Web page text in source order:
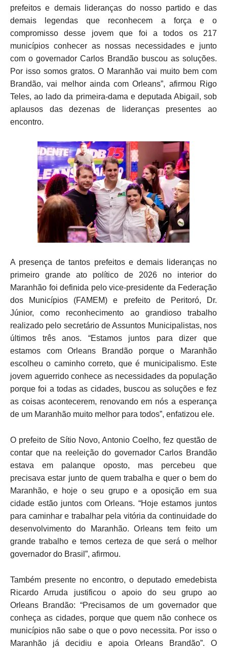
prefeitos e demais lideranças do nosso partido e das
demais legendas que reconhecem a força e o
compromisso desse jovem que foi a todos os 217
municípios conhecer as nossas necessidades e junto
com o governador Carlos Brandão buscou as soluções.
Por isso somos gratos. O Maranhão vai muito bem com
Brandão, vai melhor ainda com Orleans”, afirmou Rigo
Teles, ao lado da primeira-dama e deputada Abigail, sob
aplausos das dezenas de lideranças presentes ao
encontro.
A presença de tantos prefeitos e demais lideranças no
primeiro grande ato político de 2026 no interior do
Maranhão foi definida pelo vice-presidente da Federação
dos Municípios (FAMEM) e prefeito de Peritoró, Dr.
Júnior, como reconhecimento ao grandioso trabalho
realizado pelo secretário de Assuntos Municipalistas, nos
últimos três anos. “Estamos juntos para dizer que
estamos com Orleans Brandão porque o Maranhão
escolheu o caminho correto, que é municipalismo. Este
jovem aguerrido conhece as necessidades da população
porque foi a todas as cidades, buscou as soluções e fez
as coisas acontecerem, renovando em nós a esperança
de um Maranhão muito melhor para todos”, enfatizou ele.
O prefeito de Sítio Novo, Antonio Coelho, fez questão de
contar que na reeleição do governador Carlos Brandão
estava em palanque oposto, mas percebeu que
precisava estar junto de quem trabalha e quer o bem do
Maranhão, e hoje o seu grupo e a oposição em sua
cidade estão juntos com Orleans. “Hoje estamos juntos
para caminhar e trabalhar pela vitória da continuidade do
desenvolvimento do Maranhão. Orleans tem feito um
grande trabalho e temos certeza de que será o melhor
governador do Brasil”, afirmou.
Também presente no encontro, o deputado emedebista
Ricardo Arruda justificou o apoio do seu grupo ao
Orleans Brandão: “Precisamos de um governador que
conheça as cidades, porque que quem não conhece os
municípios não sabe o que o povo necessita. Por isso o
Maranhão já decidiu e apoia Orleans Brandão”. O